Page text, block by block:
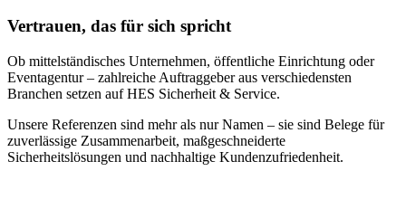
Vertrauen, das für sich spricht
Ob mittelständisches Unternehmen, öffentliche Einrichtung oder
Eventagentur – zahlreiche Auftraggeber aus verschiedensten
Branchen setzen auf HES Sicherheit & Service.
Unsere Referenzen sind mehr als nur Namen – sie sind Belege für
zuverlässige Zusammenarbeit, maßgeschneiderte
Sicherheitslösungen und nachhaltige Kundenzufriedenheit.